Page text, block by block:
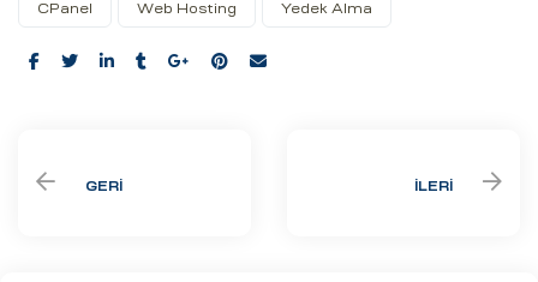
CPanel Web Hosting Yedek Alma
Share:
GERI İLERI